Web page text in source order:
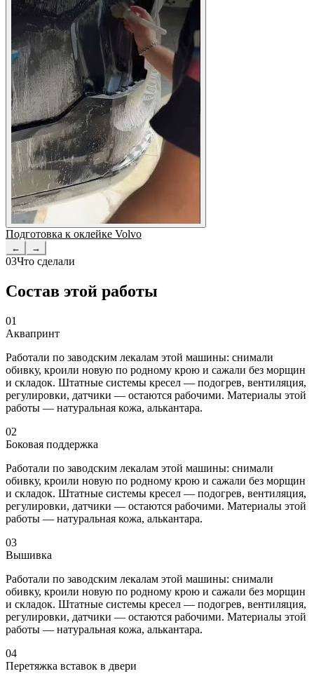
Подготовка к оклейке Volvo
← →
03Что сделали
Состав этой работы
01
Аквапринт
Работали по заводским лекалам этой машины: снимали
обивку, кроили новую по родному крою и сажали без морщин
и складок. Штатные системы кресел — подогрев, вентиляция,
регулировки, датчики — остаются рабочими. Материалы этой
работы — натуральная кожа, алькантара.
02
Боковая поддержка
Работали по заводским лекалам этой машины: снимали
обивку, кроили новую по родному крою и сажали без морщин
и складок. Штатные системы кресел — подогрев, вентиляция,
регулировки, датчики — остаются рабочими. Материалы этой
работы — натуральная кожа, алькантара.
03
Вышивка
Работали по заводским лекалам этой машины: снимали
обивку, кроили новую по родному крою и сажали без морщин
и складок. Штатные системы кресел — подогрев, вентиляция,
регулировки, датчики — остаются рабочими. Материалы этой
работы — натуральная кожа, алькантара.
04
Перетяжка вставок в двери